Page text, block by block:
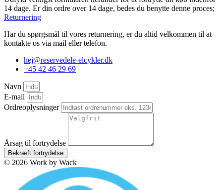
14 dage. Er din ordre over 14 dage, bedes du benytte denne proces;
Returnering
Har du spørgsmål til vores returnering, er du altid velkommen til at
kontakte os via mail eller telefon.
hej@reservedele-elcykler.dk
+45 42 46 29 69
Navn
E-mail
Ordreoplysninger
Årsag til fortrydelse
Bekræft fortrydelse
© 2026 Work by Wack